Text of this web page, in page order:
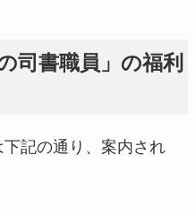
司書職員」の福利
記の通り、案内され